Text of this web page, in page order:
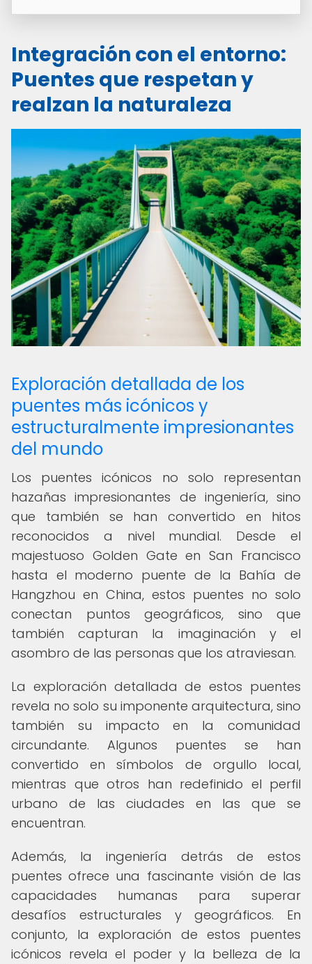
Integración con el entorno:
Puentes que respetan y
realzan la naturaleza
Exploración detallada de los
puentes más icónicos y
estructuralmente impresionantes
del mundo
Los puentes icónicos no solo representan
hazañas impresionantes de ingeniería, sino
que también se han convertido en hitos
reconocidos a nivel mundial. Desde el
majestuoso Golden Gate en San Francisco
hasta el moderno puente de la Bahía de
Hangzhou en China, estos puentes no solo
conectan puntos geográficos, sino que
también capturan la imaginación y el
asombro de las personas que los atraviesan.
La exploración detallada de estos puentes
revela no solo su imponente arquitectura, sino
también su impacto en la comunidad
circundante. Algunos puentes se han
convertido en símbolos de orgullo local,
mientras que otros han redefinido el perfil
urbano de las ciudades en las que se
encuentran.
Además, la ingeniería detrás de estos
puentes ofrece una fascinante visión de las
capacidades humanas para superar
desafíos estructurales y geográficos. En
conjunto, la exploración de estos puentes
icónicos revela el poder y la belleza de la